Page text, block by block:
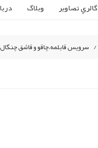
گالري تصاوير وبلاگ
/ سرویس قابلمه،چاقو و قاشق چنگال